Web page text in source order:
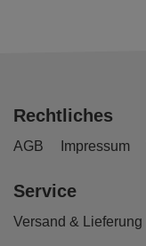
Rechtliches
AGB Impressum
Service
Versand & Lieferung